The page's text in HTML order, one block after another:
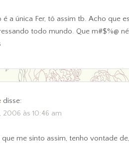
é a única Fer, tô assim tb. Acho que
todo mundo. Que m#$%@
disse:
2006 às 10:46 am
que me sinto assim, tenho vontade